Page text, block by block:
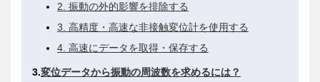
2. 振動の外的影響を排除する
3. 高精度・高速な非接触変位計を使用する
4. 高速にデータを取得・保存する
変位データから振動の周波数を求めるには？